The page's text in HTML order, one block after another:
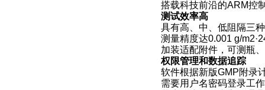
搭载科技前沿的ARM控制
测试效率高
具有高、中、低阻隔三种
测量精度达0.001 g/
加装适配附件，可测瓶、
权限管理和数据追踪
软件根据新版GMP附录计
需要用户名密码登录工作